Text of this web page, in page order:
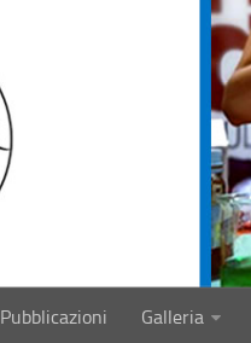
Pubblicazioni Galleria